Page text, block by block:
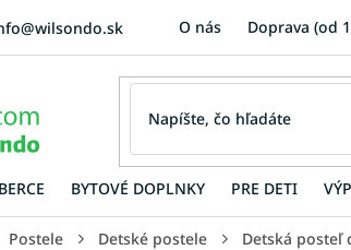
O nás Doprava (od
BYTOVÉ DOPLNKY PRE DETI
Postele Detské postele Detská posteľ